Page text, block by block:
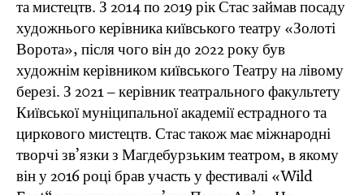
та мистецтв. З 2014 по 2019 рік Стас займав посаду
художнього керівника київського театру «Золоті
Ворота», після чого він до 2022 року був
художнім керівником київського Театру на лівому
березі. З 2021 – керівник театрального факультету
Київської муніципальної академії естрадного та
циркового мистецтв. Стас також має міжнародні
творчі зв’язки з Магдебурзьким театром, в якому
він у 2016 році брав участь у фестивалі «Wild